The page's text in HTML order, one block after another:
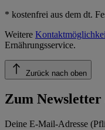
* kostenfrei aus dem dt.
Weitere
Ernährungsservice.
Zurück nach oben
Zum Newsletter
Deine E-Mail-Adresse